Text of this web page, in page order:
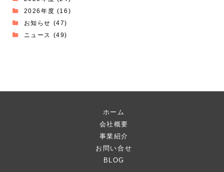
2026年度 (16)
お知らせ (47)
ニュース (49)
ホーム
会社概要
事業紹介
お問い合せ
BLOG